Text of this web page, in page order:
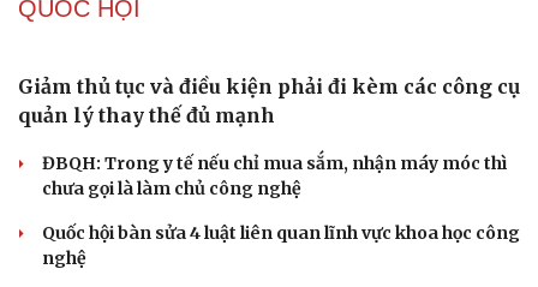
QUỐC HỘI
Giảm thủ tục và điều kiện phải đi kèm các công cụ
quản lý thay thế đủ mạnh
ĐBQH: Trong y tế nếu chỉ mua sắm, nhận máy móc thì
chưa gọi là làm chủ công nghệ
Quốc hội bàn sửa 4 luật liên quan lĩnh vực khoa học công
nghệ